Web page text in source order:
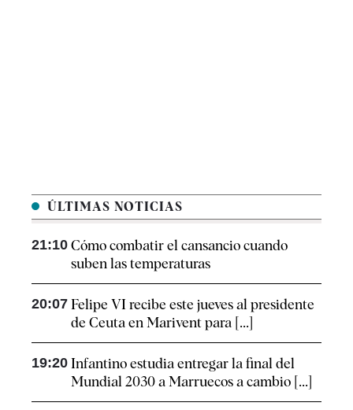
ÚLTIMAS NOTICIAS
21:10 Cómo combatir el cansancio​ cuando
suben las temperaturas
20:07 Felipe VI recibe este jueves al presidente
de Ceuta en Marivent para [...]
19:20 Infantino estudia entregar la final del
Mundial 2030 a Marruecos a cambio [...]